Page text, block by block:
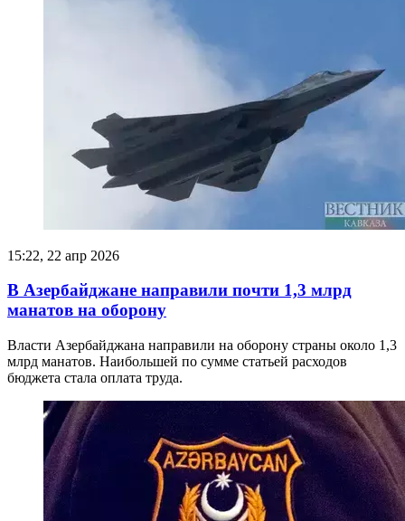
15:22, 22 апр 2026
В Азербайджане направили почти 1,3 млрд
манатов на оборону
Власти Азербайджана направили на оборону страны около 1,3
млрд манатов. Наибольшей по сумме статьей расходов
бюджета стала оплата труда.